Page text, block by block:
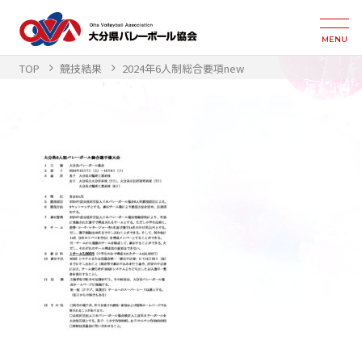
MENU
TOP 競技結果 2024年6人制総合要項new